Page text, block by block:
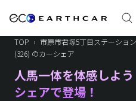
TOP › 市原市君塚5丁目ステーション
(326) のカーシェア
人馬一体を体感しよ
シェアで登場！